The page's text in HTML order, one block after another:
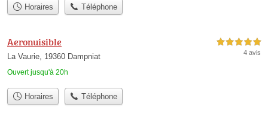
Horaires Téléphone
Aeronuisible
La Vaurie, 19360 Dampniat
Ouvert jusqu'à 20h
5,0 étoiles sur 5
4 avis
Horaires Téléphone